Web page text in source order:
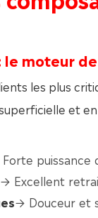
le moteur
les plus
et
puissance
→ Excellent
→ Douceur et